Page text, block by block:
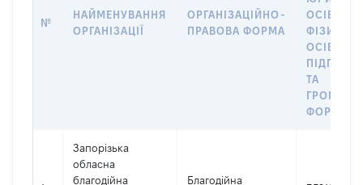
№
НАЙМЕНУВАННЯ
ОРГАНІЗАЦІЇ
ОРГАНІЗАЦІЙНО-
ПРАВОВА ФОРМА
ОСІБ,
ОСІБ –
ТА
Запорізька
обласна
благодійна
Благодійна